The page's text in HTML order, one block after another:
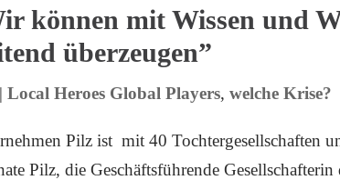
können mit Wissen und
überzeugen”
|Local Heroes Global Players,welche Krise?
Pilz ist mit 40 Tochtergesellschaften
Pilz, die Geschäftsführende